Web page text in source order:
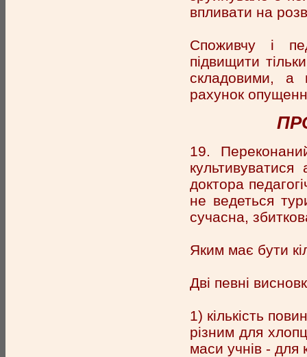
впливати на
Споживчу і
підвищити
складовими, а
рахунок
19.
доктора
не ведеться
сучасна,
Яким має бути
Дві певні
1) кількість
різним для
маси учнів - для